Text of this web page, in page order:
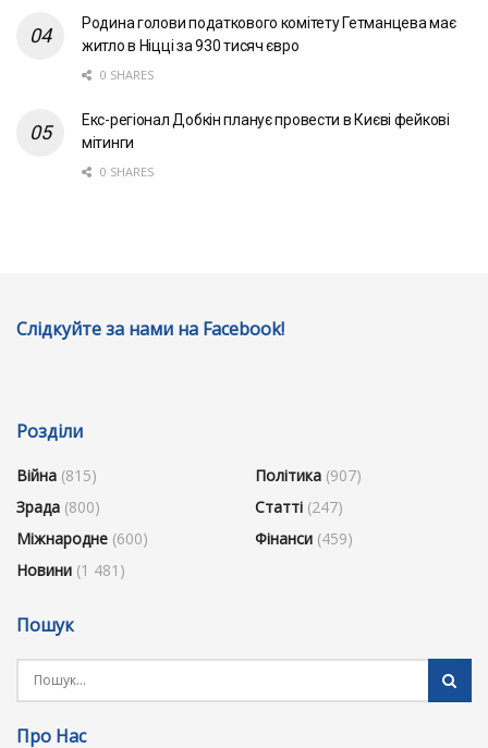
Родина голови податкового комітету Гетманцева має
житло в Ніцці за 930 тисяч євро
0 SHARES
Екс-регіонал Добкін планує провести в Києві фейкові
мітинги
0 SHARES
Слідкуйте за нами на Facebook!
Розділи
Війна (815)
Зрада (800)
Міжнародне (600)
Новини (1 481)
Політика (907)
Статті (247)
Фінанси (459)
Пошук
Про Нас